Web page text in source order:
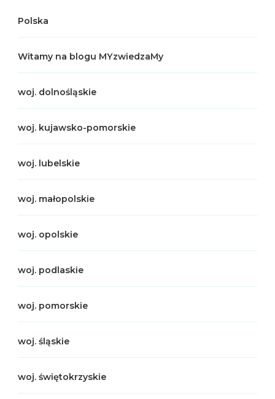
Polska
Witamy na blogu MYzwiedzaMy
woj. dolnośląskie
woj. kujawsko-pomorskie
woj. lubelskie
woj. małopolskie
woj. opolskie
woj. podlaskie
woj. pomorskie
woj. śląskie
woj. świętokrzyskie